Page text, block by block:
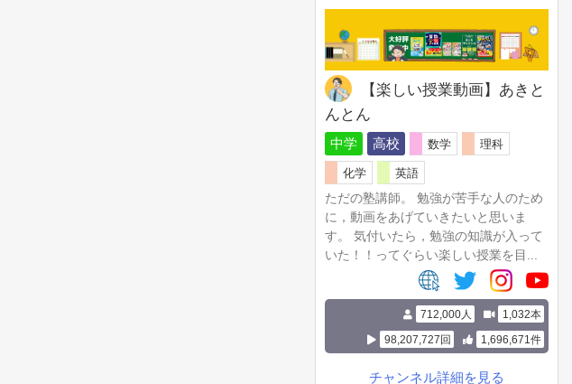
【楽しい授業動画】あきと
んとん
中学 高校 数学 理科
化学
英語
ただの塾講師。 勉強が苦手な人のため
に，動画をあげていきたいと思いま
す。 気付いたら，勉強の知識が入って
いた！！ってぐらい楽しい授業を目...
712,000人
1,032本
98,207,727回
1,696,671件
チャンネル詳細を見る